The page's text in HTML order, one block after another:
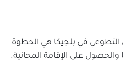
في بلجيكا هي الخطوة
والحصول على الإقامة المجانية.